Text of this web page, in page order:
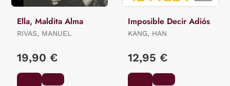
Ella, Maldita Alma
RIVAS, MANUEL
19,90 €
Imposible Decir Adiós
KANG, HAN
12,95 €